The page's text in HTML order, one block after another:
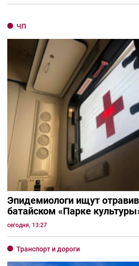
ЧП
Эпидемиологи ищут
батайском «Парке
сегодня, 13:27
Транспорт и дороги